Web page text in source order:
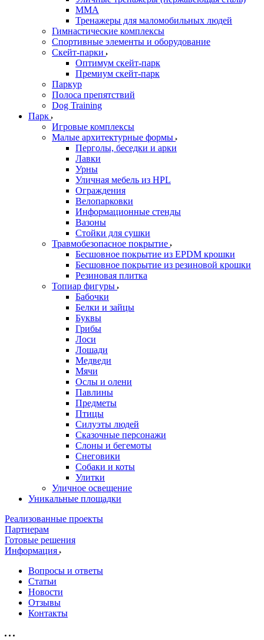
ММА
Тренажеры для маломобильных людей
Гимнастические комплексы
Спортивные элементы и оборудование
Скейт-парки
Оптимум скейт-парк
Премиум скейт-парк
Паркур
Полоса препятствий
Dog Training
Парк
Игровые комплексы
Малые архитектурные формы
Перголы, беседки и арки
Лавки
Урны
Уличная мебель из HPL
Ограждения
Велопарковки
Информационные стенды
Вазоны
Стойки для сушки
Травмобезопасное покрытие
Бесшовное покрытие из EPDM крошки
Бесшовное покрытие из резиновой крошки
Резиновая плитка
Топиар фигуры
Бабочки
Белки и зайцы
Буквы
Грибы
Лоси
Лошади
Медведи
Мячи
Ослы и олени
Павлины
Предметы
Птицы
Силуэты людей
Сказочные персонажи
Слоны и бегемоты
Снеговики
Собаки и коты
Улитки
Уличное освещение
Уникальные площадки
Реализованные проекты
Партнерам
Готовые решения
Информация
Вопросы и ответы
Статьи
Новости
Отзывы
Контакты